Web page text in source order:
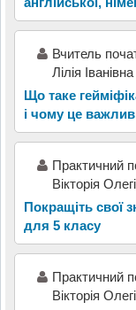
Вчитель
Лілія Іванівна
Що таке
і чому це
Практичний
Вікторія
Покращіть свої
для 5 класу
Практичний
Вікторія